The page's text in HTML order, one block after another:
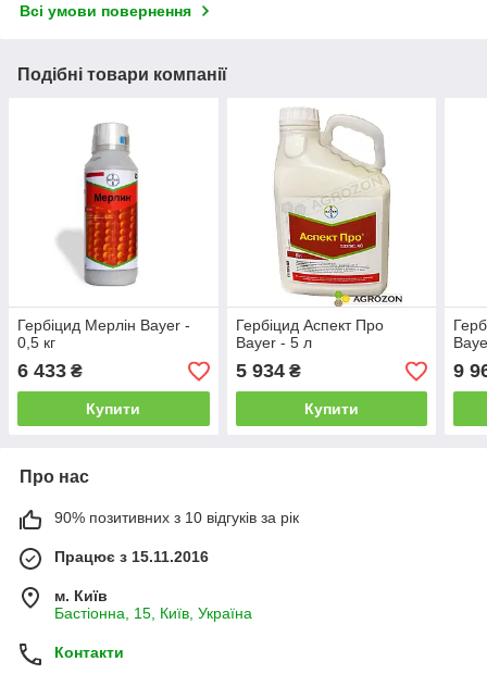
Всі умови повернення
Подібні товари компанії
Гербіцид Мерлін Bayer -
0,5 кг
6 433 ₴
Купити
Гербіцид Аспект Про
Bayer - 5 л
5 934₴
Купити
9
Про нас
90% позитивних з 10 відгуків за рік
Працює з 15.11.2016
м. Київ
Бастіонна, 15, Київ, Україна
Контакти